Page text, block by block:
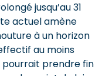
jusqu’au 31
actuel amène
à un horizon
au moins
pourrait prendre fin